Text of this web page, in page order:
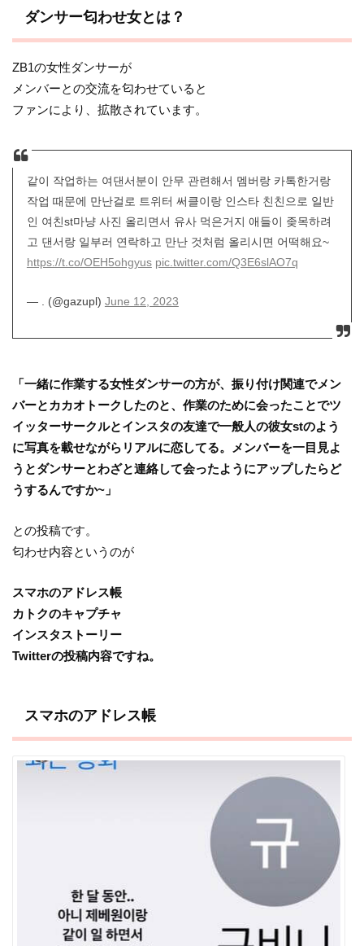
ダンサー匂わせ女とは？
ZB1の女性ダンサーが
メンバーとの交流を匂わせていると
ファンにより、拡散されています。
같이 작업하는 여댄서분이 안무 관련해서 멤버랑 카톡한거랑
작업 때문에 만난걸로 트위터 써클이랑 인스타 친친으로 일반
인 여친st마냥 사진 올리면서 유사 먹은거지 애들이 좆목하려
고 댄서랑 일부러 연락하고 만난 것처럼 올리시면 어떡해요~
https://t.co/OEH5ohgyus pic.twitter.com/Q3E6slAO7q
— . (@gazupl) June 12, 2023
「一緒に作業する女性ダンサーの方が、振り付け関連でメン
バーとカカオトークしたのと、作業のために会ったことでツ
イッターサークルとインスタの友達で一般人の彼女stのよう
に写真を載せながらリアルに恋してる。メンバーを一目見よ
うとダンサーとわざと連絡して会ったようにアップしたらど
うするんですか~」
との投稿です。
匂わせ内容というのが
スマホのアドレス帳
カトクのキャプチャ
インスタストーリー
Twitterの投稿内容ですね。
スマホのアドレス帳